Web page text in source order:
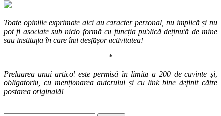
Toate opiniile exprimate aici au caracter personal, nu implică și nu
pot fi asociate sub nicio formă cu funcția publică deținută de mine
sau instituția în care îmi desfășor activitatea!
*
Preluarea unui articol este permisă în limita a 200 de cuvinte și,
obligatoriu, cu menționarea autorului și cu link bine definit către
postarea originală!